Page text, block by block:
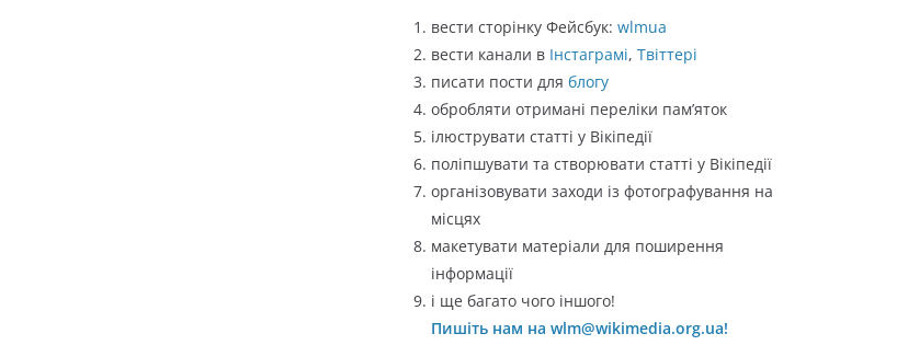
вести сторінку Фейсбук: wlmua
вести канали в Інстаграмі, Твіттері
писати пости для блогу
обробляти отримані переліки пам’яток
ілюструвати статті у Вікіпедії
поліпшувати та створювати статті у Вікіпедії
організовувати заходи із фотографування на
місцях
макетувати матеріали для поширення
інформації
і ще багато чого іншого!
Пишіть нам на wlm@wikimedia.org.ua!